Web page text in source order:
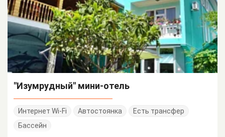
"Изумрудный" мини-отель
Интернет Wi-Fi Автостоянка
Есть трансфер
Бассейн